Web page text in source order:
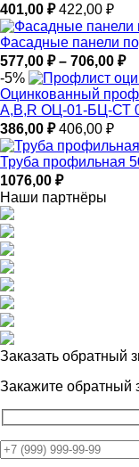
401,00 ₽ 422,00 ₽
Фасадные панели
577,00 ₽ – 706,00 ₽
–
-5%
Оцинкованный
A,B,R ОЦ-01-БЦ-СТ
386,00 ₽ 406,00 ₽
Труба профильная
1076,00 ₽
Наши партнёры
Заказать обратный
Закажите обратный